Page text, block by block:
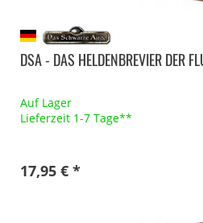
DSA - DAS HELDENBREVIER DER
Auf Lager
Lieferzeit 1-7 Tage**
17,95 € *